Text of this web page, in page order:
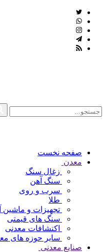
صفحه نخست
معدن
زغال سنگ
سنگ آهن
سرب و روی
طلا
تجهیزات و ماشین
سنگ های قیمتی
اکتشافات معدنی
سایر حوزه های
صنایع معدنی